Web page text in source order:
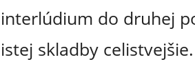
interlúdium do druhej
istej skladby celistvejšie.